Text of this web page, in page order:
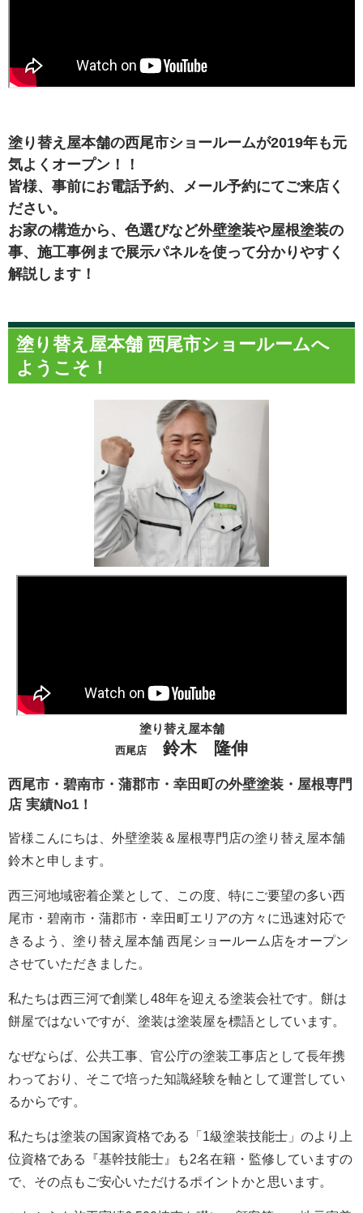
塗り替え屋本舗の西尾市ショールームが2019年も元
気よくオープン！！
皆様、事前にお電話予約、メール予約にてご来店く
ださい。
お家の構造から、色選びなど外壁塗装や屋根塗装の
事、施工事例まで展示パネルを使って分かりやすく
解説します！
塗り替え屋本舗 西尾市ショールームへ
ようこそ！
塗り替え屋本舗
西尾店 鈴木 隆伸
西尾市・碧南市・蒲郡市・幸田町の外壁塗装・屋根専門
店 実績No1！
皆様こんにちは、外壁塗装＆屋根専門店の塗り替え屋本舗
鈴木と申します。
西三河地域密着企業として、この度、特にご要望の多い西
尾市・碧南市・蒲郡市・幸田町エリアの方々に迅速対応で
きるよう、塗り替え屋本舗 西尾ショールーム店をオープン
させていただきました。
私たちは西三河で創業し48年を迎える塗装会社です。餅は
餅屋ではないですが、塗装は塗装屋を標語としています。
なぜならば、公共工事、官公庁の塗装工事店として長年携
わっており、そこで培った知識経験を軸として運営してい
るからです。
私たちは塗装の国家資格である「1級塗装技能士」のより上
位資格である『基幹技能士』も2名在籍・監修していますの
で、その点もご安心いただけるポイントかと思います。